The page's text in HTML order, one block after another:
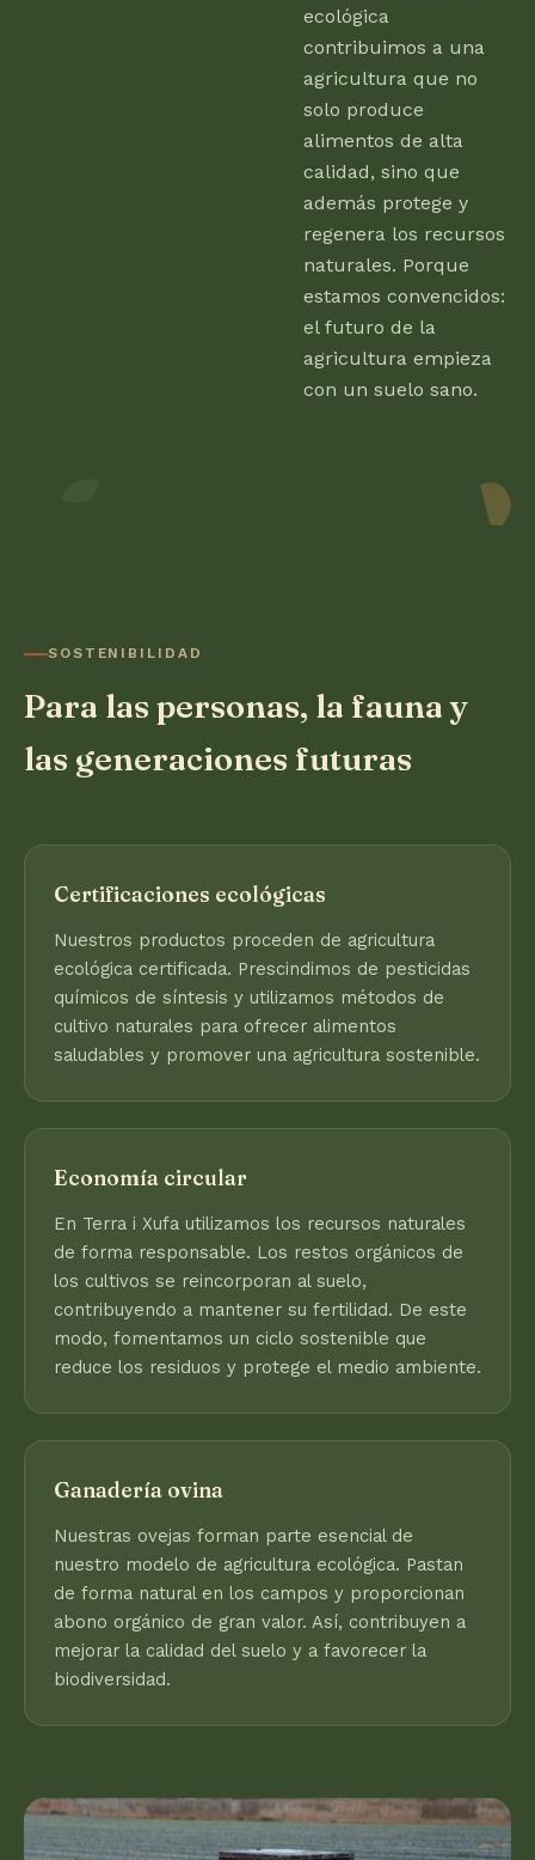
ecológica
contribuimos a una
agricultura que no
solo produce
alimentos de alta
calidad, sino que
además protege y
regenera los recursos
naturales. Porque
estamos convencidos:
el futuro de la
agricultura empieza
con un suelo sano.
SOSTENIBILIDAD
Para las personas, la fauna y
las generaciones futuras
Certificaciones ecológicas
Nuestros productos proceden de agricultura
ecológica certificada. Prescindimos de pesticidas
químicos de síntesis y utilizamos métodos de
cultivo naturales para ofrecer alimentos
saludables y promover una agricultura sostenible.
Economía circular
En Terra i Xufa utilizamos los recursos naturales
de forma responsable. Los restos orgánicos de
los cultivos se reincorporan al suelo,
contribuyendo a mantener su fertilidad. De este
modo, fomentamos un ciclo sostenible que
reduce los residuos y protege el medio ambiente.
Ganadería ovina
Nuestras ovejas forman parte esencial de
nuestro modelo de agricultura ecológica. Pastan
de forma natural en los campos y proporcionan
abono orgánico de gran valor. Así, contribuyen a
mejorar la calidad del suelo y a favorecer la
biodiversidad.